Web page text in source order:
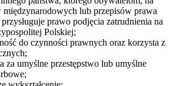
międzynarodowych lub przepisów prawa
prawo podjęcia zatrudnienia na
Polskiej;
do czynności prawnych oraz korzysta z
za umyślne przestępstwo lub umyślne